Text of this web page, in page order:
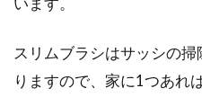
スリムブラシはサッシの
りますので、家に1つあれ